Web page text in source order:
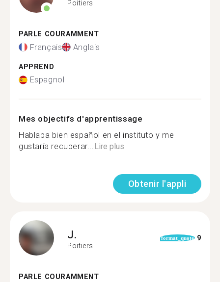
Poitiers
PARLE COURAMMENT
Français Anglais
APPREND
Espagnol
Mes objectifs d'apprentissage
Hablaba bien español en el instituto y me
gustaría recuperar...Lire plus
Obtenir l'appli
J.
Poitiers
format_quote 9
PARLE COURAMMENT